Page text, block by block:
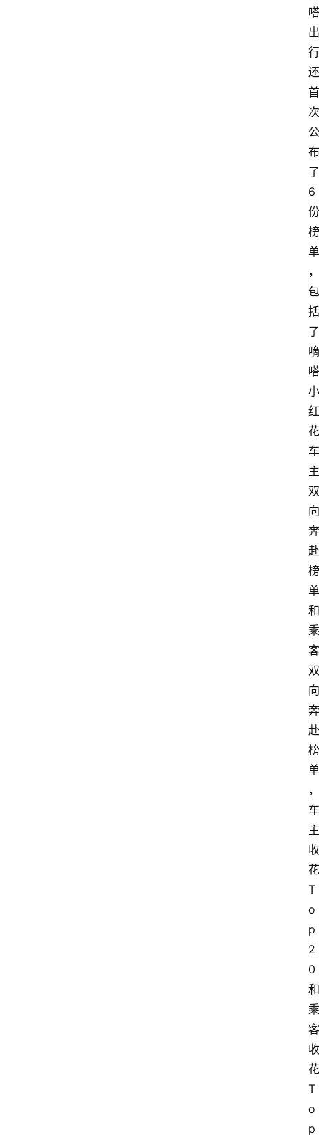
嗒
出
行
还
首
次
公
布
了
6
份
榜
单
，
包
括
了
嘀
嗒
小
红
花
车
主
双
向
奔
赴
榜
单
和
乘
客
双
向
奔
赴
榜
单
，
车
主
收
花
T
o
p
2
0
和
乘
客
收
花
T
o
p